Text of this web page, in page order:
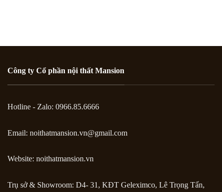
Công ty Cổ phần nội thất Mansion
Hotline - Zalo: 0966.85.6666
Email: noithatmansion.vn@gmail.com
Website: noithatmansion.vn
Trụ sở & Showroom: D4- 31, KĐT Geleximco, Lê Trọng Tấn,